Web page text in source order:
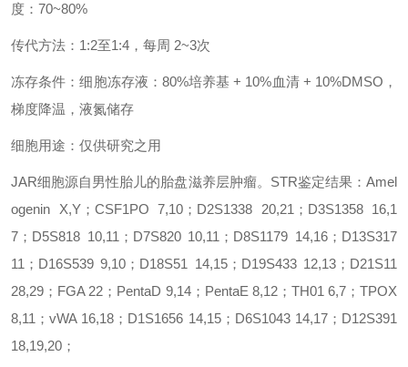
度：70~80%
传代方法：1:2至1:4，每周 2~3次
冻存条件：细胞冻存液：80%培养基 + 10%血清 + 10%DMSO，
梯度降温，液氮储存
细胞用途：仅供研究之用
JAR细胞源自男性胎儿的胎盘滋养层肿瘤。STR鉴定结果：Amel
ogenin X,Y；CSF1PO 7,10；D2S1338 20,21；D3S1358 16,1
7；D5S818 10,11；D7S820 10,11；D8S1179 14,16；D13S317
11；D16S539 9,10；D18S51 14,15；D19S433 12,13；D21S11
28,29；FGA 22；PentaD 9,14；PentaE 8,12；TH01 6,7；TPOX
8,11；vWA 16,18；D1S1656 14,15；D6S1043 14,17；D12S391
18,19,20；